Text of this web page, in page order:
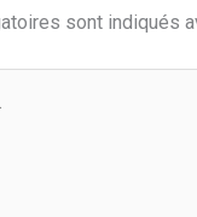
sont indiqués